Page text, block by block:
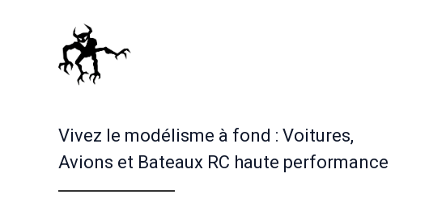
Vivez le modélisme à fond : Voitures,
Avions et Bateaux RC haute performance